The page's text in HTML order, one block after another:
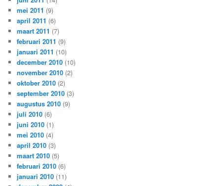
mei 2011 (9)
april 2011 (6)
maart 2011 (7)
februari 2011 (9)
januari 2011 (10)
december 2010 (10)
november 2010 (2)
oktober 2010 (2)
september 2010 (3)
augustus 2010 (9)
juli 2010 (6)
juni 2010 (1)
mei 2010 (4)
april 2010 (3)
maart 2010 (5)
februari 2010 (6)
januari 2010 (11)